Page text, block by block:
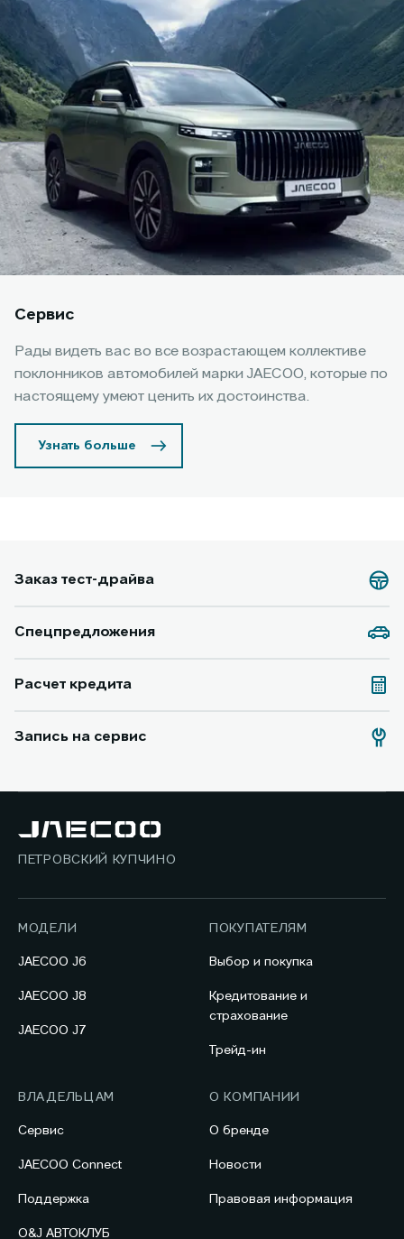
Сервис
Рады видеть вас во все возрастающем коллективе
поклонников автомобилей марки JAECOO, которые по
настоящему умеют ценить их достоинства.
Узнать больше
Заказ тест-драйва
Спецпредложения
Расчет кредита
Запись на сервис
ПЕТРОВСКИЙ КУПЧИНО
МОДЕЛИ
JAECOO J6
JAECOO J8
JAECOO J7
ПОКУПАТЕЛЯМ
Выбор и покупка
Кредитование и
страхование
Трейд-ин
ВЛАДЕЛЬЦАМ
Сервис
JAECOO Connect
Поддержка
O&J АВТОКЛУБ
О КОМПАНИИ
О бренде
Новости
Правовая информация